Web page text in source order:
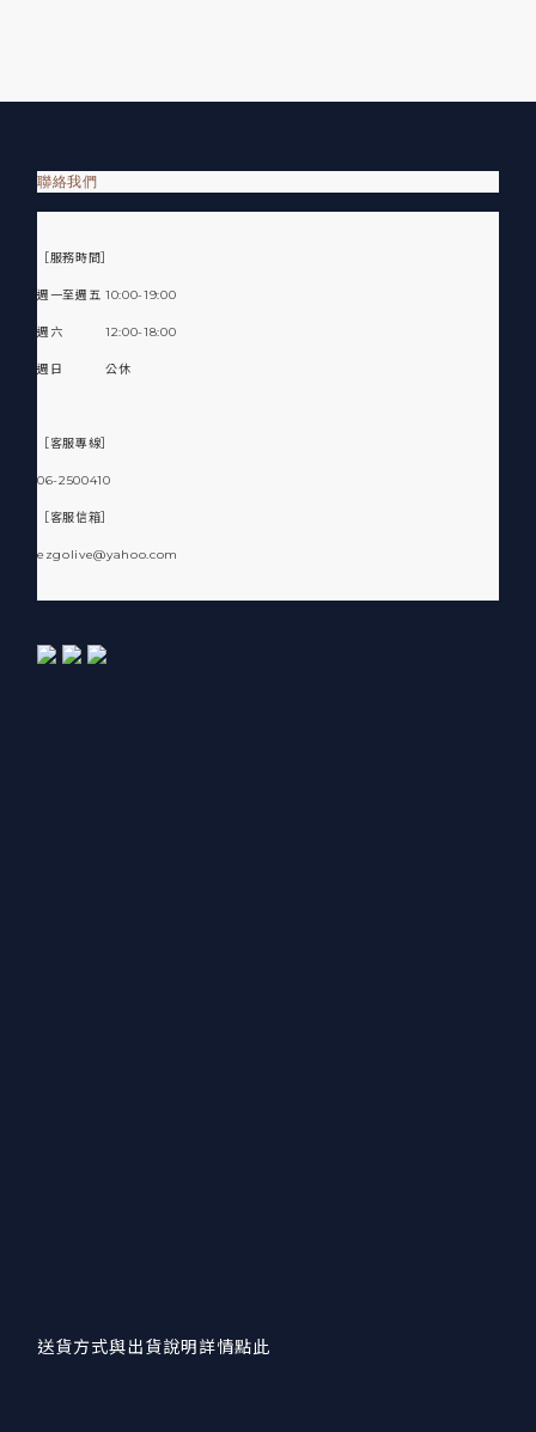
聯絡我們
［服務時間］
週一至週五 10:00-19:00
週六 12:00-18:00
週日 公休
［客服專線］
06-2500410
［客服信箱］
ezgolive@yahoo.com
送貨方式與出貨說明詳情點此